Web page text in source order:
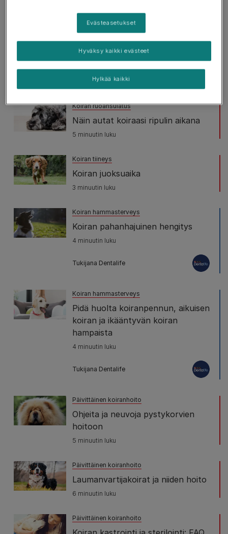
Suositut artikkelit
Koirien loiset
Kirput ja punkit koirilla
7 minuutin luku
Koiran ruoansulatus
Näin autat koiraasi ripulin aikana
5 minuutin luku
Koiran tiineys
Koiran juoksuaika
3 minuutin luku
Koiran hammasterveys
Koiran pahanhajuinen hengitys
4 minuutin luku
Tukijana Dentalife
Koiran hammasterveys
Pidä huolta koiranpennun, aikuisen
koiran ja ikääntyvän koiran
hampaista
4 minuutin luku
Tukijana Dentalife
Päivittäinen koiranhoito
Ohjeita ja neuvoja pystykorvien
hoitoon
5 minuutin luku
Päivittäinen koiranhoito
Laumanvartijakoirat ja niiden hoito
6 minuutin luku
Päivittäinen koiranhoito
Evästeasetukset
Hylkää kaikki
Hyväksy kaikki evästeet